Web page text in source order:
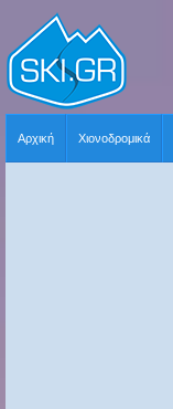
Αρχική Χιονοδρομικά